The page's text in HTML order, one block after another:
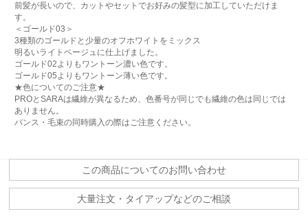
前髪が長いので、カットやセットでお好みの髪型に加工していただけま
す。
＜ゴールド03＞
3種類のゴールドと少量のオフホワイトをミックス
明るいライトベージュに仕上げました。
ゴールド02よりもワントーン濃い色です。
ゴールド05よりもワントーン薄い色です。
★色についてのご注意★
PROとSARAは繊維が異なるため、色番号が同じでも繊維の色は同じでは
ありません。
バンス・毛束の同時購入の際はご注意ください。
この商品についてのお問い合わせ
大量注文・タイアップなどのご相談